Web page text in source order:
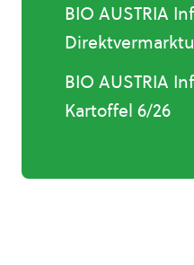
BIO AUSTRIA
BIO AUSTRIA
Kartoffel 6/26